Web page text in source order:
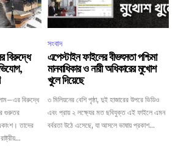
বিরুদ্ধে
বিরুদ্ধে
গুরুতর
তাদের
সংবাদ
এপেস্টাইন ফাইলের বীভৎসতা পশ্চিমা
মানবাধিকার ও নারী অধিকারের মুখোশ
খুলে দিয়েছে
৩ মিলিয়নের বেশি পৃষ্ঠা, দুই হাজারের উপরে ভিডিও
এবং প্রায় ২ লক্ষ্যের মত ছবিযুক্ত এই ফাইলে এমন
বর্বরতা উঠে এসেছে, যা আসলে ভাষায় প্রকাশ...